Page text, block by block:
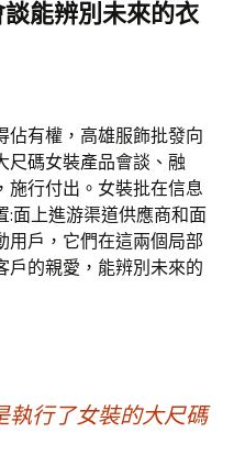
字:
能辨別未來的衣
佔有權，高雄服飾批發向
尺碼女裝產品會談、融
施行付出。女裝批在信息
:面上進游渠道供應商和面
用戶，它們在這兩個局部
戶的親愛，能辨別未來的
執行了女裝的大尺碼